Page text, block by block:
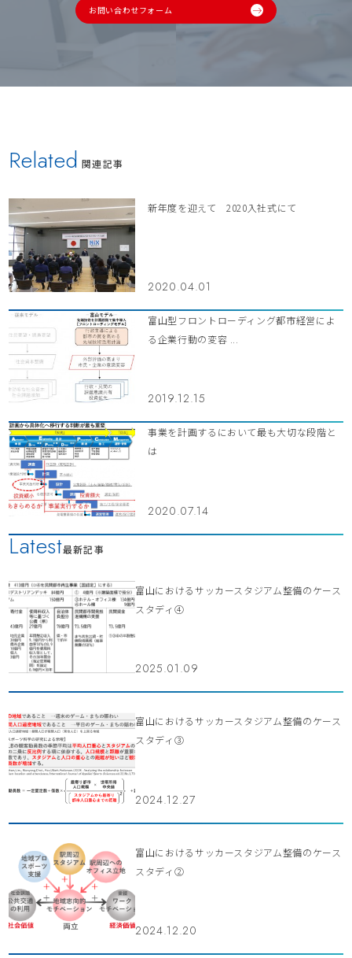
お問い合わせフォーム
Related 関連記事
新年度を迎えて 2020入社式にて
2020.04.01
富山型フロントローディング都市経営によ
る企業行動の変容 ...
2019.12.15
事業を計画するにおいて最も大切な段階と
は
2020.07.14
Latest最新記事
富山におけるサッカースタジアム整備のケース
スタディ④
2025.01.09
富山におけるサッカースタジアム整備のケース
スタディ③
2024.12.27
富山におけるサッカースタジアム整備のケース
スタディ②
2024.12.20